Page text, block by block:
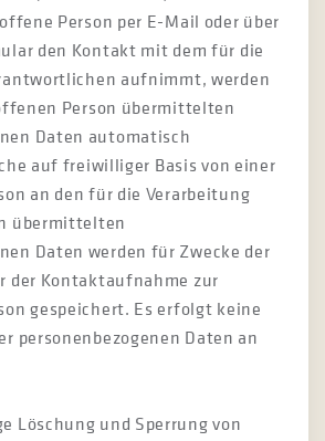
Person per E-Mail oder über
den Kontakt mit dem für die
aufnimmt, werden
Person übermittelten
Daten automatisch
auf freiwilliger Basis von einer
an den für die Verarbeitung
übermittelten
Daten werden für Zwecke der
der Kontaktaufnahme zur
gespeichert. Es erfolgt keine
personenbezogenen Daten an
Löschung und Sperrung von